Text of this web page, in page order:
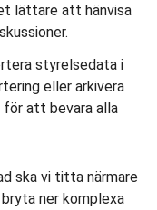
lättare att hänvisa
styrelsedata i
eller arkivera
för att bevara alla
ska vi titta närmare
ner komplexa